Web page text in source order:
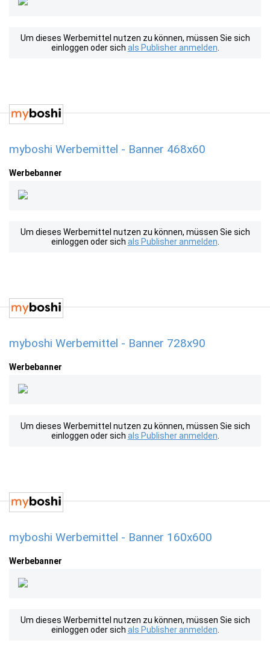
Um dieses Werbemittel nutzen zu können, müssen Sie sich
einloggen oder sich als Publisher anmelden
myboshi Werbemittel - Banner 468x60
Werbebanner
Um dieses Werbemittel nutzen zu können, müssen Sie sich
einloggen oder sich als Publisher anmelden
myboshi Werbemittel - Banner 728x90
Werbebanner
Um dieses Werbemittel nutzen zu können, müssen Sie sich
einloggen oder sich als Publisher anmelden
myboshi Werbemittel - Banner 160x600
Werbebanner
Um dieses Werbemittel nutzen zu können, müssen Sie sich
einloggen oder sich als Publisher anmelden